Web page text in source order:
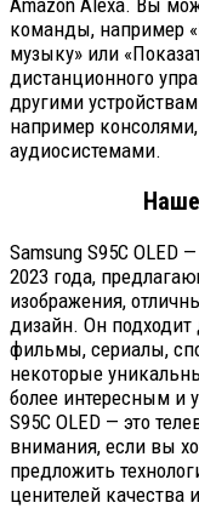
команды, например
музыку» или
дистанционного
другими
например
аудиосистемами.
Samsung S95C OLED
2023 года,
изображения,
дизайн. Он подходит
фильмы, сериалы,
некоторые
более интересным и
S95C OLED — это
внимания, если вы
предложить
ценителей качества